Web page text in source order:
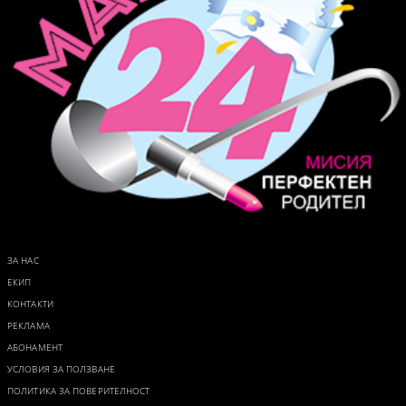
ЗА НАС
ЕКИП
КОНТАКТИ
РЕКЛАМА
АБОНАМЕНТ
УСЛОВИЯ ЗА ПОЛЗВАНЕ
ПОЛИТИКА ЗА ПОВЕРИТЕЛНОСТ